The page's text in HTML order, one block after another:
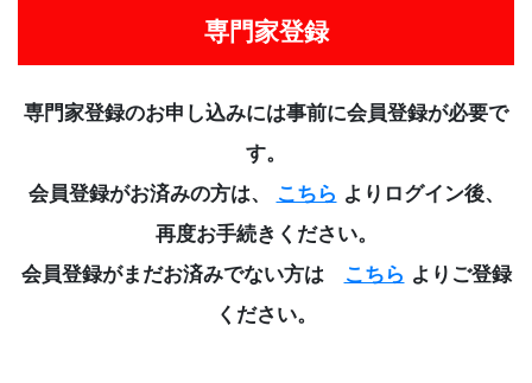
CONTACT
専門家登録
専門家登録のお申し込みには事前に会員登録が必要で
す。
会員登録がお済みの方は、
こちら よりログイン後、
再度お手続きください。
会員登録がまだお済みでない方は
こちら よりご登録
ください。